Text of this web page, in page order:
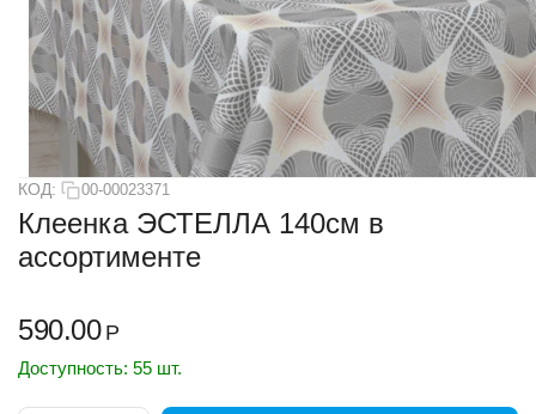
КОД: 00-00023371
Клеенка ЭСТЕЛЛА 140см в
ассортименте
590.00 Р
Доступность: 55 шт.